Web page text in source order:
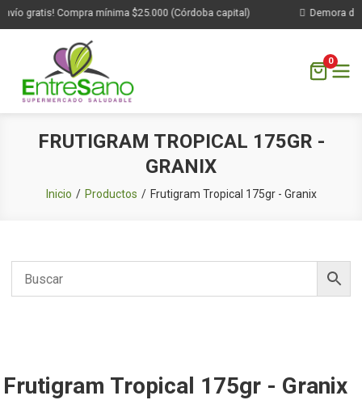
gratis! Compra mínima $25.000 (Córdoba capital) Demora de
0
FRUTIGRAM TROPICAL 175GR -
GRANIX
Inicio Productos Frutigram Tropical 175gr - Granix
Frutigram Tropical 175gr - Granix